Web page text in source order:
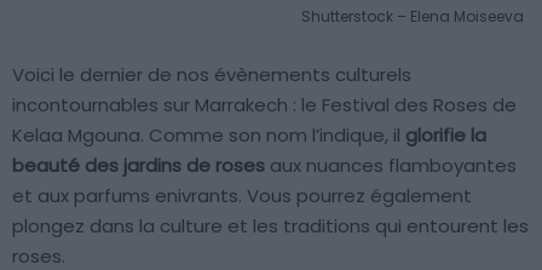
Shutterstock – Elena Moiseeva
Voici le dernier de nos évènements culturels
incontournables sur Marrakech : le Festival des Roses de
Kelaa Mgouna. Comme son nom l’indique, il glorifie la
beauté des jardins de roses aux nuances flamboyantes
et aux parfums enivrants. Vous pourrez également
plongez dans la culture et les traditions qui entourent les
roses.